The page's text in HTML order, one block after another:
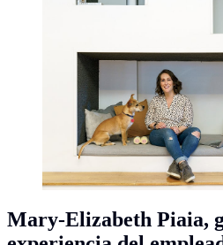
Mary-Elizabeth Piaia,